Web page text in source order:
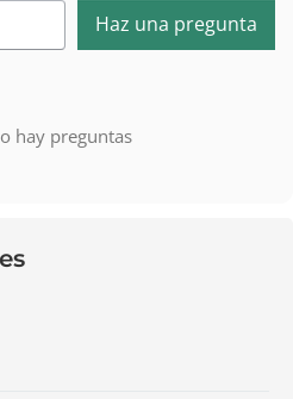
Haz una pregunta
hay preguntas